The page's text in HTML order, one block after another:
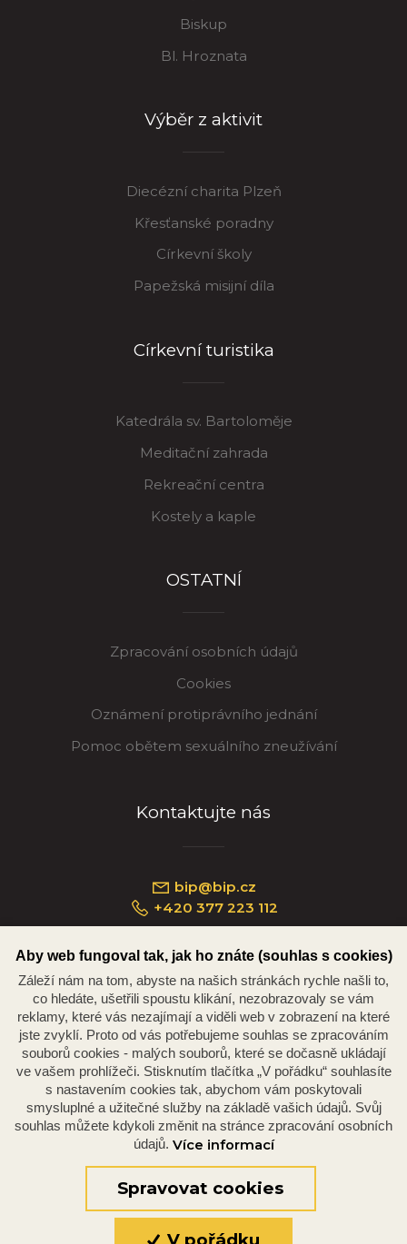
Biskup
Bl. Hroznata
Výběr z aktivit
Diecézní charita Plzeň
Křesťanské poradny
Církevní školy
Papežská misijní díla
Církevní turistika
Katedrála sv. Bartoloměje
Meditační zahrada
Rekreační centra
Kostely a kaple
OSTATNÍ
Zpracování osobních údajů
Cookies
Oznámení protiprávního jednání
Pomoc obětem sexuálního zneužívání
Kontaktujte nás
bip@bip.cz
+420 377 223 112
Náměstí Republiky 234/35, 301 00 Plzeň
© 2026 Oficiální stránky Plzeňské diecéze
Aby web fungoval tak, jak ho znáte (souhlas s cookies)
Záleží nám na tom, abyste na našich stránkách rychle našli to,
co hledáte, ušetřili spoustu klikání, nezobrazovaly se vám
reklamy, které vás nezajímají a viděli web v zobrazení na které
jste zvyklí. Proto od vás potřebujeme souhlas se zpracováním
souborů cookies - malých souborů, které se dočasně ukládají
ve vašem prohlížeči. Stisknutím tlačítka „V pořádku“ souhlasíte
s nastavením cookies tak, abychom vám poskytovali
smysluplné a užitečné služby na základě vašich údajů. Svůj
souhlas můžete kdykoli změnit na stránce zpracování osobních
údajů. Více informací
Spravovat cookies
V pořádku